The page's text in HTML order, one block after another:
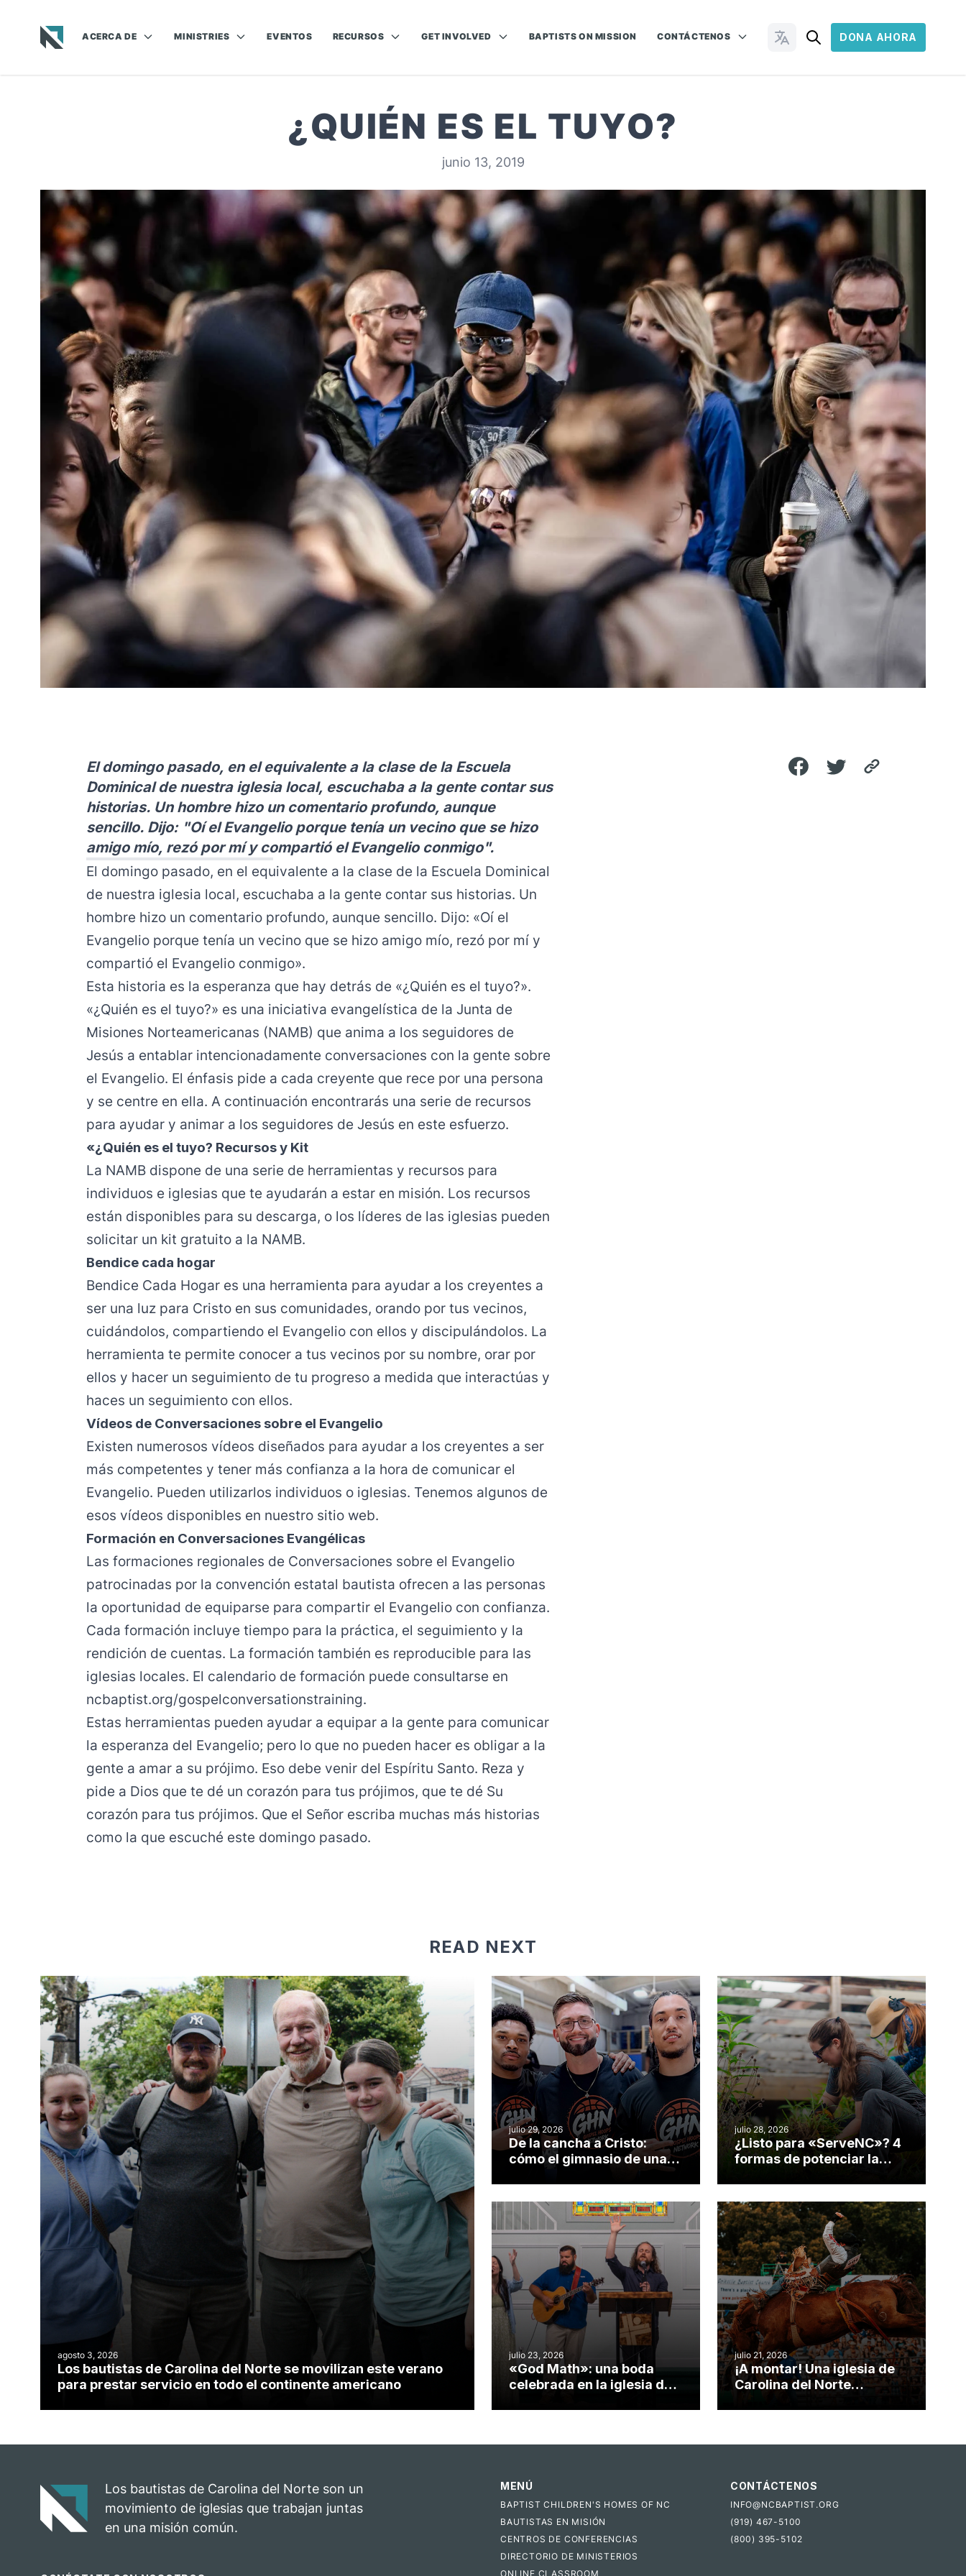
ACERCA DE MINISTRIES EVENTOS RECURSOS GET INVOLVED BAPTISTS ON MISSION CONTÁCTENOS Cambiar idiomaDONA AHORA
¿QUIÉN ES EL TUYO?
junio 13, 2019
El domingo pasado, en el equivalente a la clase de la Escuela
Dominical de nuestra iglesia local, escuchaba a la gente contar sus
historias. Un hombre hizo un comentario profundo, aunque
sencillo. Dijo: "Oí el Evangelio porque tenía un vecino que se hizo
amigo mío, rezó por mí y compartió el Evangelio conmigo".
El domingo pasado, en el equivalente a la clase de la Escuela Dominical
de nuestra iglesia local, escuchaba a la gente contar sus historias. Un
hombre hizo un comentario profundo, aunque sencillo. Dijo: «Oí el
Evangelio porque tenía un vecino que se hizo amigo mío, rezó por mí y
compartió el Evangelio conmigo».
Esta historia es la esperanza que hay detrás de «¿Quién es el tuyo?».
«¿Quién es el tuyo?» es una iniciativa evangelística de la Junta de
Misiones Norteamericanas (NAMB) que anima a los seguidores de
Jesús a entablar intencionadamente conversaciones con la gente sobre
el Evangelio. El énfasis pide a cada creyente que rece por una persona
y se centre en ella. A continuación encontrarás una serie de recursos
para ayudar y animar a los seguidores de Jesús en este esfuerzo.
«¿Quién es el tuyo? Recursos y Kit
La NAMB dispone de una serie de herramientas y recursos para
individuos e iglesias que te ayudarán a estar en misión. Los recursos
están disponibles para su descarga, o los líderes de las iglesias pueden
solicitar un kit gratuito a la NAMB.
Bendice cada hogar
Bendice Cada Hogar es una herramienta para ayudar a los creyentes a
ser una luz para Cristo en sus comunidades, orando por tus vecinos,
cuidándolos, compartiendo el Evangelio con ellos y discipulándolos. La
herramienta te permite conocer a tus vecinos por su nombre, orar por
ellos y hacer un seguimiento de tu progreso a medida que interactúas y
haces un seguimiento con ellos.
Vídeos de Conversaciones sobre el Evangelio
Existen numerosos vídeos diseñados para ayudar a los creyentes a ser
más competentes y tener más confianza a la hora de comunicar el
Evangelio. Pueden utilizarlos individuos o iglesias. Tenemos algunos de
esos vídeos disponibles en nuestro sitio web.
Formación en Conversaciones Evangélicas
Las formaciones regionales de Conversaciones sobre el Evangelio
patrocinadas por la convención estatal bautista ofrecen a las personas
la oportunidad de equiparse para compartir el Evangelio con confianza.
Cada formación incluye tiempo para la práctica, el seguimiento y la
rendición de cuentas. La formación también es reproducible para las
iglesias locales. El calendario de formación puede consultarse en
ncbaptist.org/gospelconversationstraining.
Estas herramientas pueden ayudar a equipar a la gente para comunicar
la esperanza del Evangelio; pero lo que no pueden hacer es obligar a la
gente a amar a su prójimo. Eso debe venir del Espíritu Santo. Reza y
pide a Dios que te dé un corazón para tus prójimos, que te dé Su
corazón para tus prójimos. Que el Señor escriba muchas más historias
como la que escuché este domingo pasado.
READ NEXT
agosto 3, 2026
Los bautistas de Carolina del Norte se movilizan este verano
para prestar servicio en todo el continente americano
julio 29, 2026
De la cancha a Cristo:
cómo el gimnasio de una
misionero te cuento
julio 28, 2026
¿Listo para «ServeNC»? 4
formas de potenciar la
julio 23, 2026
«God Math»: una boda
celebrada en la iglesia de
julio 21, 2026
¡A montar! Una iglesia de
Carolina del Norte
Los bautistas de Carolina del Norte son un
movimiento de iglesias que trabajan juntas
en una misión común.
MENÚ
BAPTIST CHILDREN'S HOMES OF NC
BAUTISTAS EN MISIÓN
CENTROS DE CONFERENCIAS
DIRECTORIO DE MINISTERIOS
ONLINE CLASSROOM
CONTÁCTENOS
INFO@NCBAPTIST.ORG
(919) 467-5100
(800) 395-5102